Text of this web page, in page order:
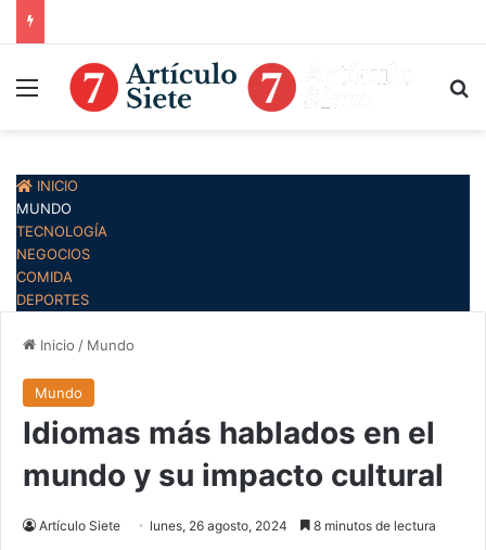
Menú
INICIO
MUNDO
TECNOLOGÍA
NEGOCIOS
COMIDA
DEPORTES
Inicio / Mundo
Mundo
Idiomas más hablados en el
mundo y su impacto cultural
Artículo Siete lunes, 26 agosto, 2024 8 minutos de lectura